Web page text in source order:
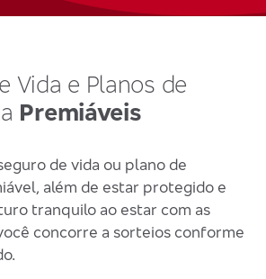
Vida e Planos de
Premiáveis
de vida ou plano de
além de estar protegido e
tranquilo ao estar com as
concorre a sorteios conforme